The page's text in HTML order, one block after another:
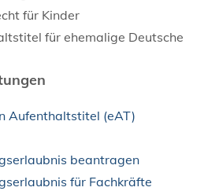
für Kinder
für ehemalige Deutsche
Aufenthaltstitel (eAT)
beantragen
für Fachkräfte